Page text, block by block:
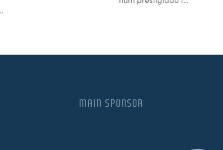
MAIN SPONSOR